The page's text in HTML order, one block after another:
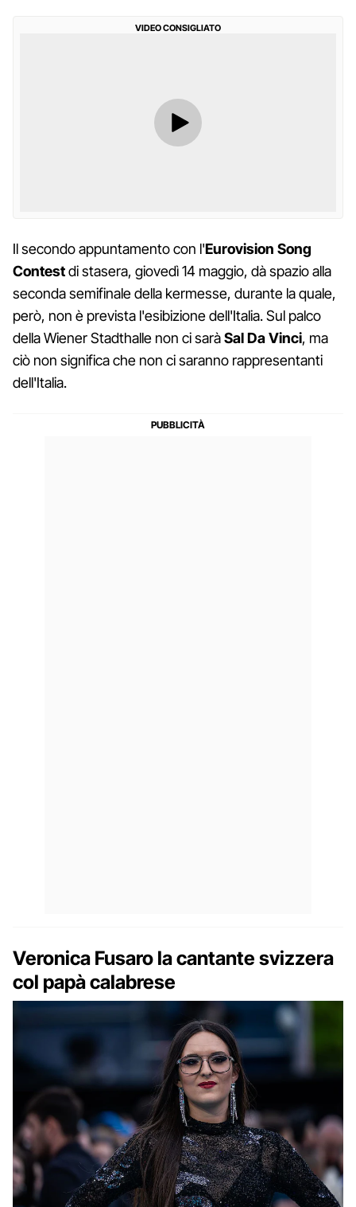
VIDEO CONSIGLIATO
Il secondo appuntamento con l'Eurovision Song
Contestdi stasera, giovedì 14 maggio, dà spazio alla
seconda semifinale della kermesse, durante la quale,
però, non è prevista l'esibizione dell'Italia. Sul palco
della Wiener Stadthalle non ci saràSal Da Vinci, ma
ciò non significa che non ci saranno rappresentanti
dell'Italia.
Veronica Fusaro la cantante svizzera
col papà calabrese